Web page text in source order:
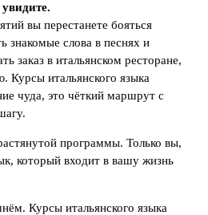
вы перестанете бояться
знакомые слова в песнях и
заказ в итальянском ресторане,
Курсы итальянского языка
чуда, это чёткий маршрут с
программы. Только вы,
который входит в вашу жизнь
Курсы итальянского языка